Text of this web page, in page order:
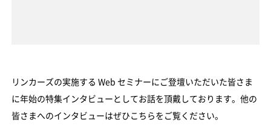
リンカーズの実施する Web セミナーにご登壇いただいた皆さま
に年始の特集インタビューとしてお話を頂戴しております。他の
皆さまへのインタビューはぜひこちらをご覧ください。